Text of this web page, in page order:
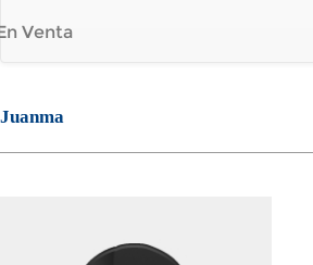
Venta
Juanma